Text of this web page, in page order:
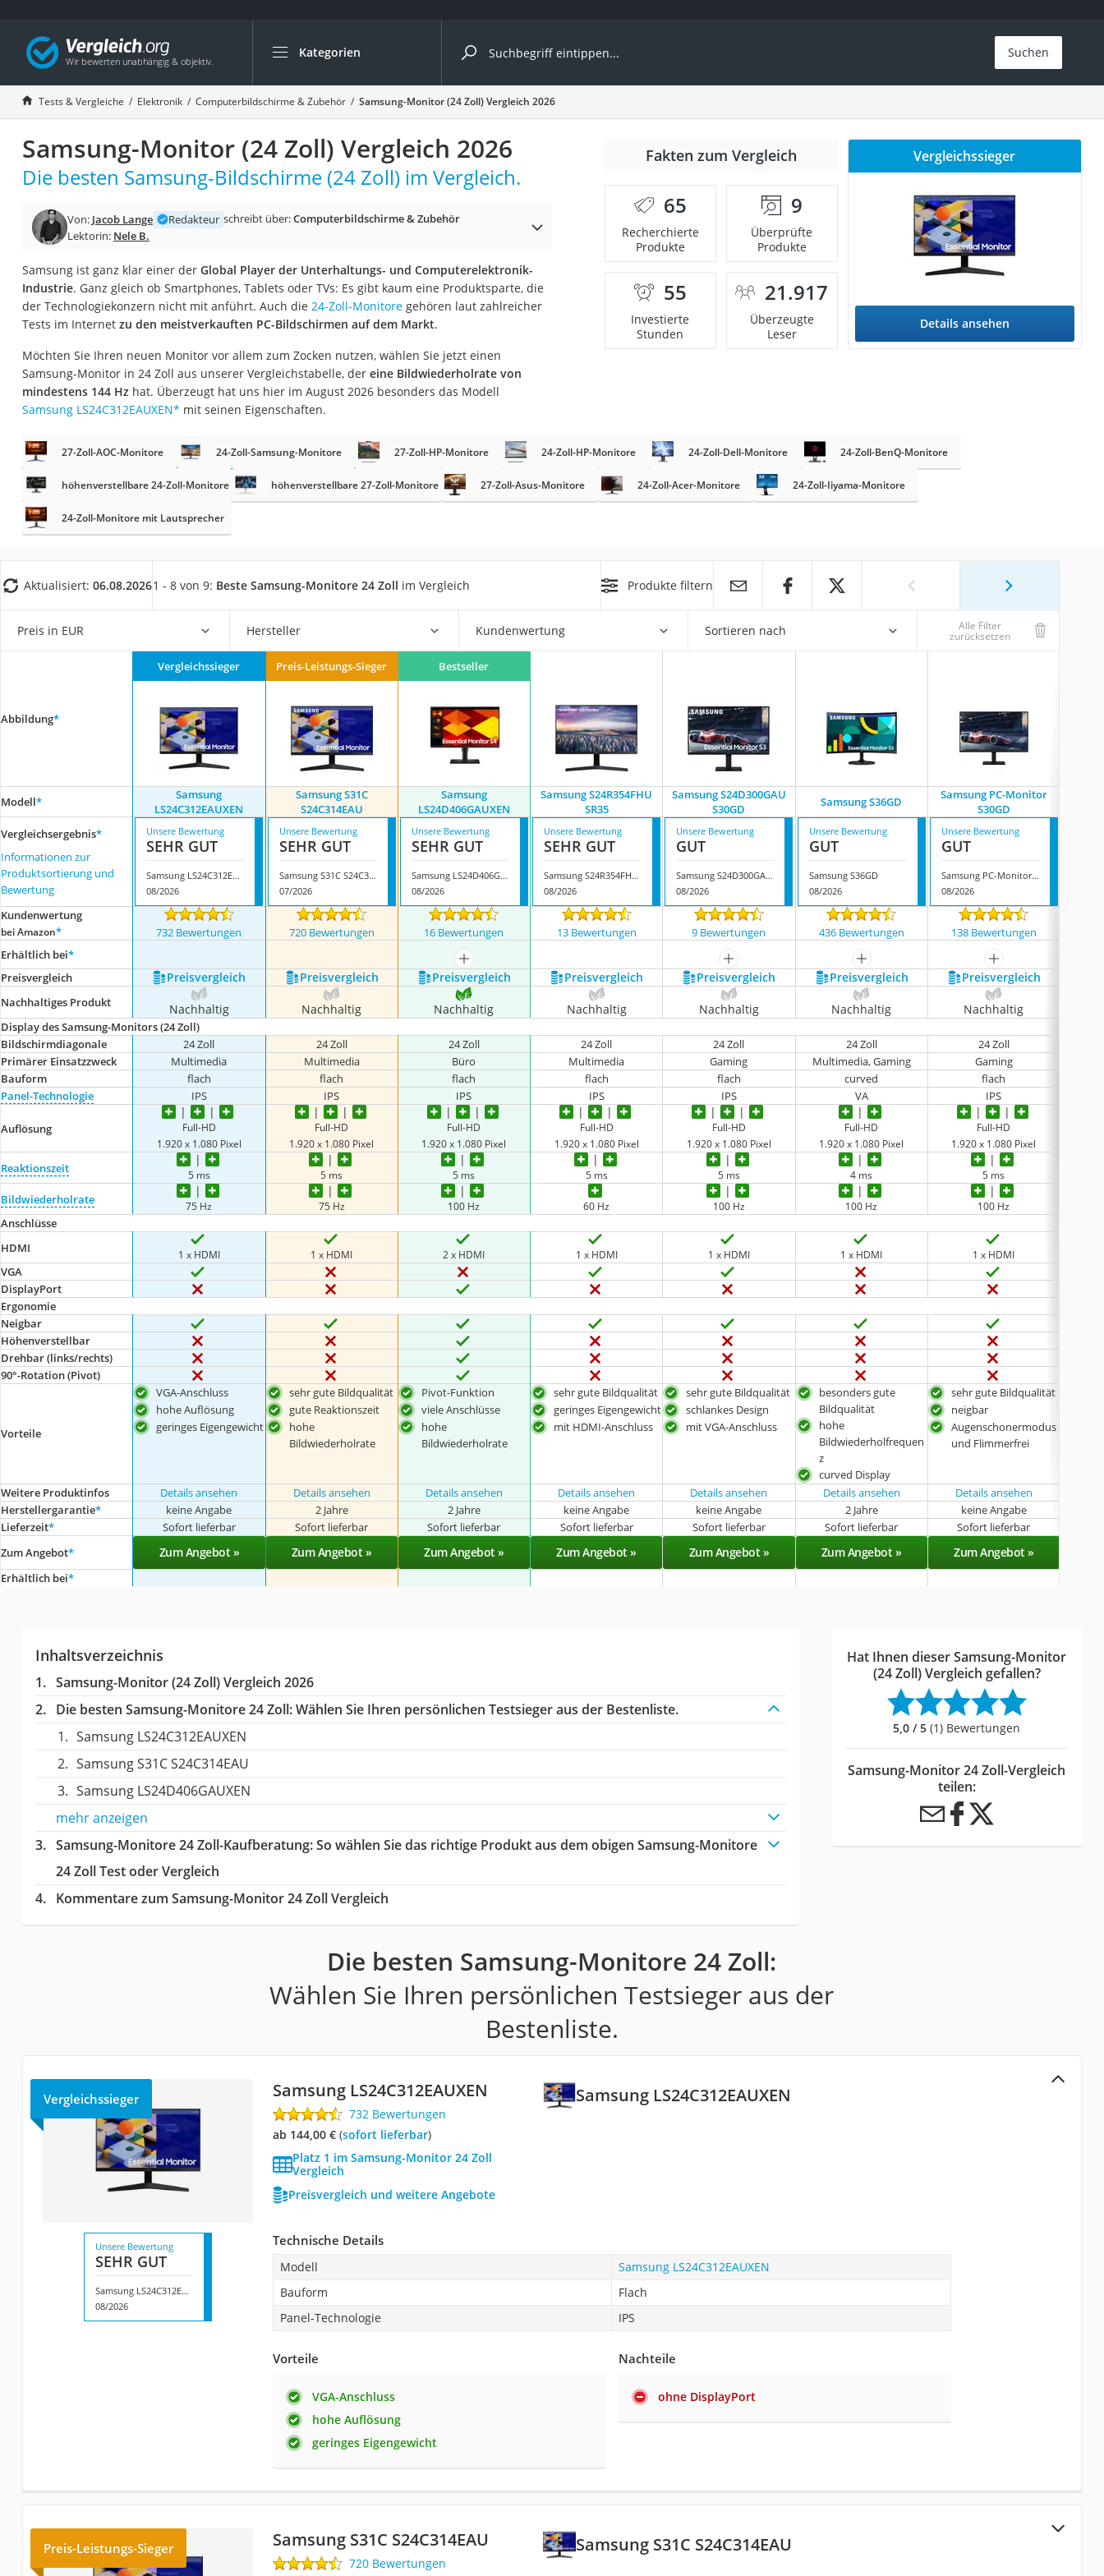
Kategorien
Die beliebtesten Vergleiche nach Kategorie
Elektronik
Powerstation
Monitor 32 Zoll 4K
Fernseher
Desktop-PC
Diascanner
Laser-Multifunktionsdrucker
Powerline-Adapter
Powerstation mit Solarpanel
Gaming-PC
Soundbar
Satellitenschüssel
Gaming-Headset
Lichtwecker
Suchen
Tests & Vergleiche Elektronik Computerbildschirme & Zubehör Samsung-Monitor (24 Zoll) Vergleich 2026
Samsung-Monitor (24 Zoll) Vergleich 2026
Die besten Samsung-Bildschirme (24 Zoll) im Vergleich.
Von: Jacob Lange Redakteur schreibt über:Computerbildschirme & Zubehör
Lektorin: Nele B.
Samsung ist ganz klar einer der Global Player der Unterhaltungs- und Computerelektronik-
Industrie. Ganz gleich ob Smartphones, Tablets oder TVs: Es gibt kaum eine Produktsparte, die
der Technologiekonzern nicht mit anführt. Auch die 24-Zoll-Monitoregehören laut zahlreicher
Tests im Internet zu den meistverkauften PC-Bildschirmen auf dem Markt.
Möchten Sie Ihren neuen Monitor vor allem zum Zocken nutzen, wählen Sie jetzt einen
Samsung-Monitor in 24 Zoll aus unserer Vergleichstabelle, der eine Bildwiederholrate von
mindestens 144 Hzhat. Überzeugt hat uns hier im August 2026 besonders das Modell
Samsung LS24C312EAUXEN* mit seinen Eigenschaften.
Fakten zum Vergleich
65
Recherchierte
Produkte
9
Überprüfte
Produkte
55
Investierte
Stunden
21.917
Überzeugte
Leser
Vergleichssieger
Details ansehen
27-Zoll-AOC-Monitore 24-Zoll-Samsung-Monitore 27-Zoll-HP-Monitore 24-Zoll-HP-Monitore 24-Zoll-Dell-Monitore 24-Zoll-BenQ-Monitore
höhenverstellbare 24-Zoll-Monitore höhenverstellbare 27-Zoll-Monitore 27-Zoll-Asus-Monitore 24-Zoll-Acer-Monitore 24-Zoll-Iiyama-Monitore
24-Zoll-Monitore mit Lautsprecher
Aktualisiert: 06.08.20261 - 8 von 9: Beste Samsung-Monitore 24 Zoll im Vergleich Produkte filtern
Preis in EUR Hersteller Kundenwertung Sortieren nach Alle Filter
zurücksetzen
Abbildung*
Vergleichssieger Preis-Leistungs-Sieger Bestseller
Modell*
Samsung
LS24C312EAUXEN
Samsung S31C
S24C314EAU
Samsung
LS24D406GAUXEN
Samsung S24R354FHU
SR35
Samsung S24D300GAU
S30GD
Samsung S36GD
Samsung PC-Monitor
S30GD
Vergleichsergebnis*
Informationen zur
Produktsortierung und
Bewertung
Unsere Bewertung
SEHR GUT
Samsung LS24C312EAUXEN
08/2026
Unsere Bewertung
SEHR GUT
Samsung S31C S24C314EAU
07/2026
Unsere Bewertung
SEHR GUT
Samsung LS24D406GAUXEN
08/2026
Unsere Bewertung
SEHR GUT
Samsung S24R354FHU SR35
08/2026
Unsere Bewertung
GUT
Samsung S24D300GAU S30GD
08/2026
Unsere Bewertung
GUT
Samsung S36GD
08/2026
Unsere Bewertung
GUT
Samsung PC-Monitor S30GD
08/2026
Kundenwertung
bei Amazon* 732 Bewertungen 720 Bewertungen 16 Bewertungen 13 Bewertungen 9 Bewertungen 436 Bewertungen 138 Bewertungen
Erhältlich bei*
mehr anzeigen mehr anzeigen mehr anzeigen
mehr anzeigen
Preis­vergleich
Preis­vergleich Preis­vergleich Preis­vergleich Preis­vergleich Preis­vergleich Preis­vergleich Preis­vergleich
Nachhaltiges Produkt Nachhaltig Nachhaltig Nachhaltig Nachhaltig Nachhaltig Nachhaltig Nachhaltig
Display des Samsung-Monitors (24 Zoll)
Bildschirmdiagonale
24 Zoll 24 Zoll 24 Zoll 24 Zoll 24 Zoll 24 Zoll
24 Zoll
Primärer Einsatzzweck
Multimedia Multimedia Büro Multimedia Gaming Multimedia, Gaming
Gaming
Bauform
flach flach flach flach flach curved
flach
Panel-Technologie
IPS IPS IPS IPS IPS VA IPS
Auflösung
Full-HD
1.920 x 1.080 Pixel
Full-HD
1.920 x 1.080 Pixel
Full-HD
1.920 x 1.080 Pixel
Full-HD
1.920 x 1.080 Pixel
Full-HD
1.920 x 1.080 Pixel
Full-HD
1.920 x 1.080 Pixel
Full-HD
1.920 x 1.080 Pixel
Reaktionszeit 5 ms 5 ms 5 ms 5 ms 5 ms 4 ms 5 ms
Bildwiederholrate 75 Hz 75 Hz 100 Hz 60 Hz 100 Hz 100 Hz 100 Hz
Anschlüsse
HDMI
1 x HDMI 1 x HDMI 2 x HDMI 1 x HDMI 1 x HDMI 1 x HDMI 1 x HDMI
VGA
DisplayPort
Ergonomie
Neigbar
Höhenverstellbar
Drehbar (links/rechts)
90°-Rotation (Pivot)
Vorteile
VGA-Anschluss
hohe Auflösung
geringes Eigengewicht
sehr gute Bildqualität
gute Reaktionszeit
hohe
Bildwiederholrate
Pivot-Funktion
viele Anschlüsse
hohe
Bildwiederholrate
sehr gute Bildqualität
geringes Eigengewicht
mit HDMI-Anschluss
sehr gute Bildqualität
schlankes Design
mit VGA-Anschluss
besonders gute
Bildqualität
hohe
Bildwiederholfrequen
z
curved Display
sehr gute Bildqualität
neigbar
Augenschonermodus
und Flimmerfrei
Weitere Produktinfos Details ansehen Details ansehen Details ansehen Details ansehen Details ansehen Details ansehen
Details ansehen
Herstellergarantie* keine Angabe 2 Jahre 2 Jahre keine Angabe keine Angabe 2 Jahre keine Angabe
Lieferzeit* Sofort lieferbar Sofort lieferbar Sofort lieferbar Sofort lieferbar Sofort lieferbar Sofort lieferbar Sofort lieferbar
Zum Angebot* Zum Angebot » Zum Angebot » Zum Angebot » Zum Angebot » Zum Angebot » Zum Angebot » Zum Angebot »
Erhältlich bei*
Inhaltsverzeichnis
Samsung-Monitor (24 Zoll) Vergleich 2026
Die besten Samsung-Monitore 24 Zoll:Wählen Sie Ihren persönlichen Testsieger aus der Bestenliste.
Samsung LS24C312EAUXEN
Samsung S31C S24C314EAU
Samsung LS24D406GAUXEN
mehr anzeigen
Samsung-Monitore 24 Zoll-Kaufberatung: So wählen Sie das richtige Produkt aus dem obigen Samsung-Monitore
24 Zoll Test oder Vergleich
Kommentare zum Samsung-Monitor 24 Zoll Vergleich
Hat Ihnen dieser Samsung-Monitor
(24 Zoll) Vergleich gefallen?
5,0 / 5 (1) Bewertungen
Samsung-Monitor 24 Zoll-Vergleich
teilen:
Die besten Samsung-Monitore 24 Zoll:
Wählen Sie Ihren persönlichen Testsieger aus der
Bestenliste.
Samsung LS24C312EAUXEN
Vergleichssieger Samsung LS24C312EAUXEN
732 Bewertungen
ab 144,00 €( Sofort lieferbar)
Platz 1 im Samsung-Monitor 24 Zoll
Vergleich
Preisvergleich und weitere Angebote
Unsere Bewertung
SEHR GUT
Samsung LS24C312EAUXEN
08/2026
Technische Details
Modell
Samsung LS24C312EAUXEN
Bauform
Flach
Panel-Technologie
IPS
Vorteile
VGA-Anschluss
hohe Auflösung
geringes Eigengewicht
Nachteile
ohne DisplayPort
Samsung S31C S24C314EAU
Preis-Leistungs-Sieger Samsung S31C S24C314EAU
720 Bewertungen